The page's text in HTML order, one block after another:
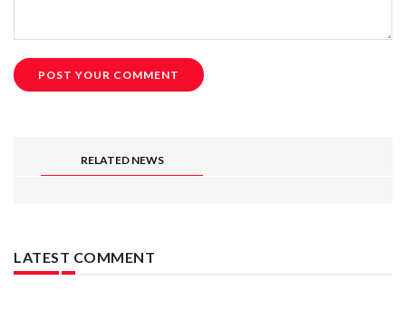
RELATED NEWS
LATEST COMMENT